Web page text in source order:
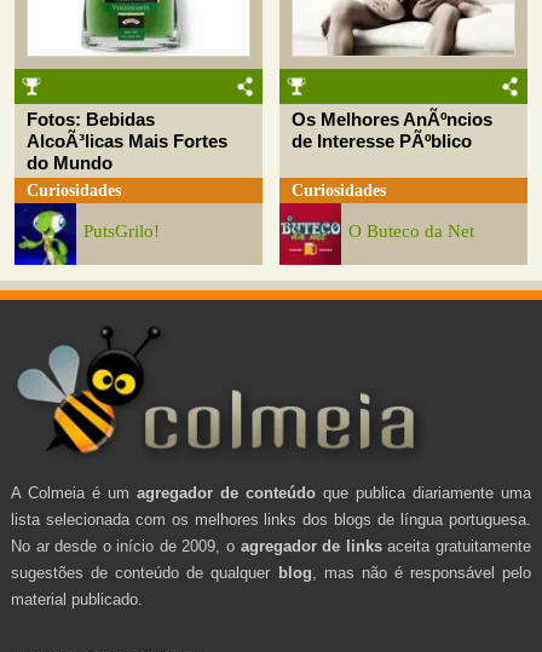
Fotos: Bebidas
AlcoÃ³licas Mais Fortes
do Mundo
Curiosidades
PutsGrilo!
Os Melhores AnÃºncios
de Interesse PÃºblico
Curiosidades
O Buteco da Net
A Colmeia é um agregador de conteúdo que publica diariamente uma
lista selecionada com os melhores links dos blogs de língua portuguesa.
No ar desde o início de 2009, o agregador de linksaceita gratuitamente
sugestões de conteúdo de qualquer blog , mas não é responsável pelo
material publicado.